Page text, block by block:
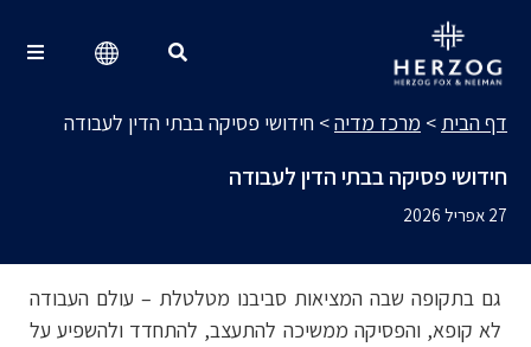
דף הבית > מרכז מדיה> חידושי פסיקה בבתי הדין לעבודה
חידושי פסיקה בבתי הדין לעבודה
27 אפריל 2026
גם בתקופה שבה המציאות סביבנו מטלטלת – עולם העבודה
לא קופא, והפסיקה ממשיכה להתעצב, להתחדד ולהשפיע על